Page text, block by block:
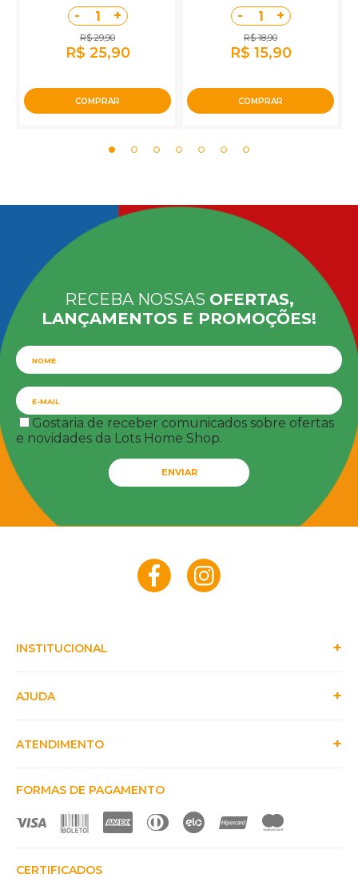
- 1 +
R$ 29,90
R$ 25,90
COMPRAR
- 1 +
R$ 18,90
R$ 15,90
COMPRAR
RECEBA NOSSAS OFERTAS,
LANÇAMENTOS E PROMOÇÕES!
Gostaria de receber comunicados sobre ofertas
e novidades da Lots Home Shop.
ENVIAR
INSTITUCIONAL
AJUDA
ATENDIMENTO
FORMAS DE PAGAMENTO
CERTIFICADOS